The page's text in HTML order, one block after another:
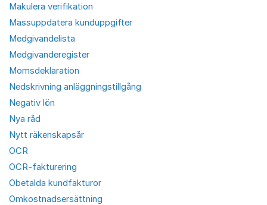
Makulera verifikation
Massuppdatera kunduppgifter
Medgivandelista
Medgivanderegister
Momsdeklaration
Nedskrivning anläggningstillgång
Negativ lön
Nya råd
Nytt räkenskapsår
OCR
OCR-fakturering
Obetalda kundfakturor
Omkostnadsersättning